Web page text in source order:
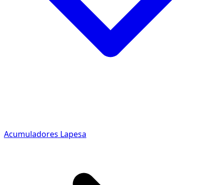
Acumuladores Lapesa